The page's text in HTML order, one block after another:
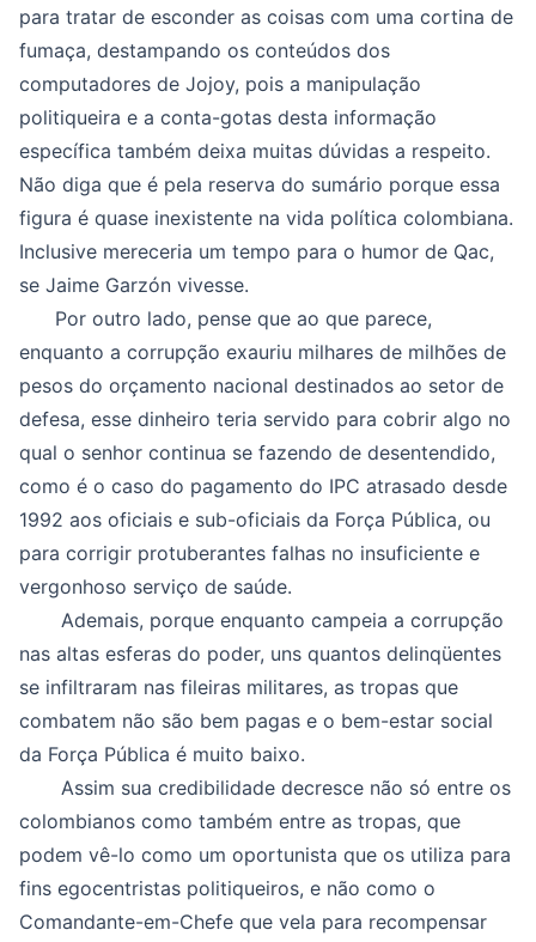
para tratar de esconder as coisas com uma cortina de
fumaça, destampando os conteúdos dos
computadores de Jojoy, pois a manipulação
politiqueira e a conta-gotas desta informação
específica também deixa muitas dúvidas a respeito.
Não diga que é pela reserva do sumário porque essa
figura é quase inexistente na vida política colombiana.
Inclusive mereceria um tempo para o humor de Qac,
se Jaime Garzón vivesse.
Por outro lado, pense que ao que parece,
enquanto a corrupção exauriu milhares de milhões de
pesos do orçamento nacional destinados ao setor de
defesa, esse dinheiro teria servido para cobrir algo no
qual o senhor continua se fazendo de desentendido,
como é o caso do pagamento do IPC atrasado desde
1992 aos oficiais e sub-oficiais da Força Pública, ou
para corrigir protuberantes falhas no insuficiente e
vergonhoso serviço de saúde.
Ademais, porque enquanto campeia a corrupção
nas altas esferas do poder, uns quantos delinqüentes
se infiltraram nas fileiras militares, as tropas que
combatem não são bem pagas e o bem-estar social
da Força Pública é muito baixo.
Assim sua credibilidade decresce não só entre os
colombianos como também entre as tropas, que
podem vê-lo como um oportunista que os utiliza para
fins egocentristas politiqueiros, e não como o
Comandante-em-Chefe que vela para recompensar